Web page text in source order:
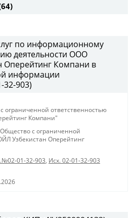
по информационному
деятельности ООО
Оперейтинг Компани в
информации
32-903)
ограниченной ответственностью
Компани"
Общество с ограниченной
Узбекистан Оперейтинг
01-32-903, Исх. 02-01-32-903